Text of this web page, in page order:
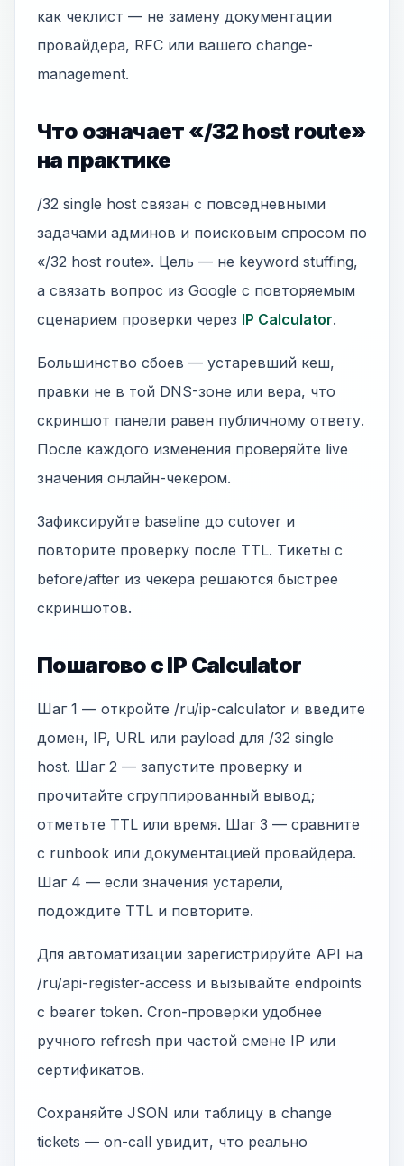
как чеклист — не замену документации
провайдера, RFC или вашего change-
management.
Что означает «/32 host route»
на практике
/32 single host связан с повседневными
задачами админов и поисковым спросом по
«/32 host route». Цель — не keyword stuffing,
а связать вопрос из Google с повторяемым
сценарием проверки через IP Calculator.
Большинство сбоев — устаревший кеш,
правки не в той DNS-зоне или вера, что
скриншот панели равен публичному ответу.
После каждого изменения проверяйте live
значения онлайн-чекером.
Зафиксируйте baseline до cutover и
повторите проверку после TTL. Тикеты с
before/after из чекера решаются быстрее
скриншотов.
Пошагово с IP Calculator
Шаг 1 — откройте /ru/ip-calculator и введите
домен, IP, URL или payload для /32 single
host. Шаг 2 — запустите проверку и
прочитайте сгруппированный вывод;
отметьте TTL или время. Шаг 3 — сравните
с runbook или документацией провайдера.
Шаг 4 — если значения устарели,
подождите TTL и повторите.
Для автоматизации зарегистрируйте API на
/ru/api-register-access и вызывайте endpoints
с bearer token. Cron-проверки удобнее
ручного refresh при частой смене IP или
сертификатов.
Сохраняйте JSON или таблицу в change
tickets — on-call увидит, что реально